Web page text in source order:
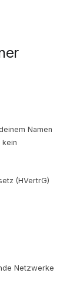
Namen
kein
(HVertrG)
Netzwerke